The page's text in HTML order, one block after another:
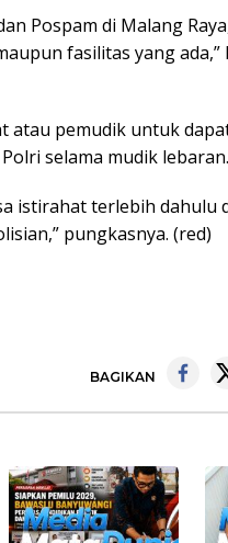
Pospam di Malang
fasilitas yang ada,”
atau pemudik untuk
selama mudik lebaran.
istirahat terlebih dahulu
pungkasnya. (red)
BAGIKAN